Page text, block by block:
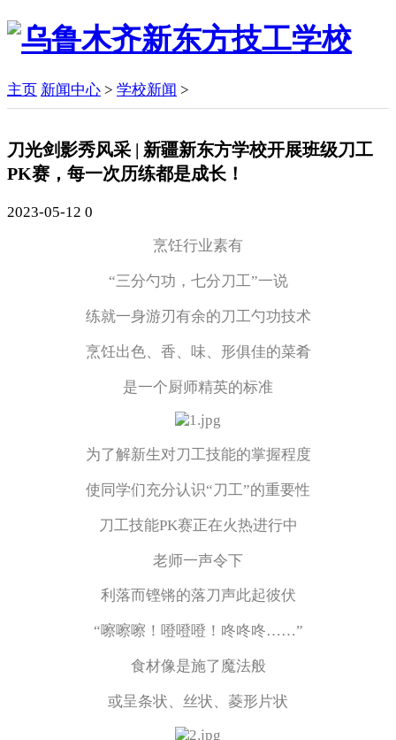
主页 新闻中心 > 学校新闻 >
刀光剑影秀风采 | 新疆新东方学校开展班级刀工
PK赛，每一次历练都是成长！
2023-05-12 0
烹饪行业素有
“三分勺功，七分刀工”一说
练就一身游刃有余的刀工勺功技术
烹饪出色、香、味、形俱佳的菜肴
是一个厨师精英的标准
为了解新生对刀工技能的掌握程度
使同学们充分认识“刀工”的重要性
刀工技能PK赛正在火热进行中
老师一声令下
利落而铿锵的落刀声此起彼伏
“嚓嚓嚓！噔噔噔！咚咚咚……”
食材像是施了魔法般
或呈条状、丝状、菱形片状